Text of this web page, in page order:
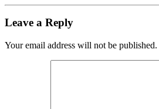
Leave a Reply
Your email address will not be published.